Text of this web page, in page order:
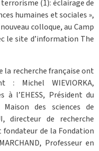
(1): éclairage de
humaines et sociales »,
colloque, au Camp
le site d’information The
la recherche française ont
: Michel WIEVIORKA,
à l’EHESS, Président du
des sciences de
directeur de recherche
fondateur de la Fondation
Professeur en